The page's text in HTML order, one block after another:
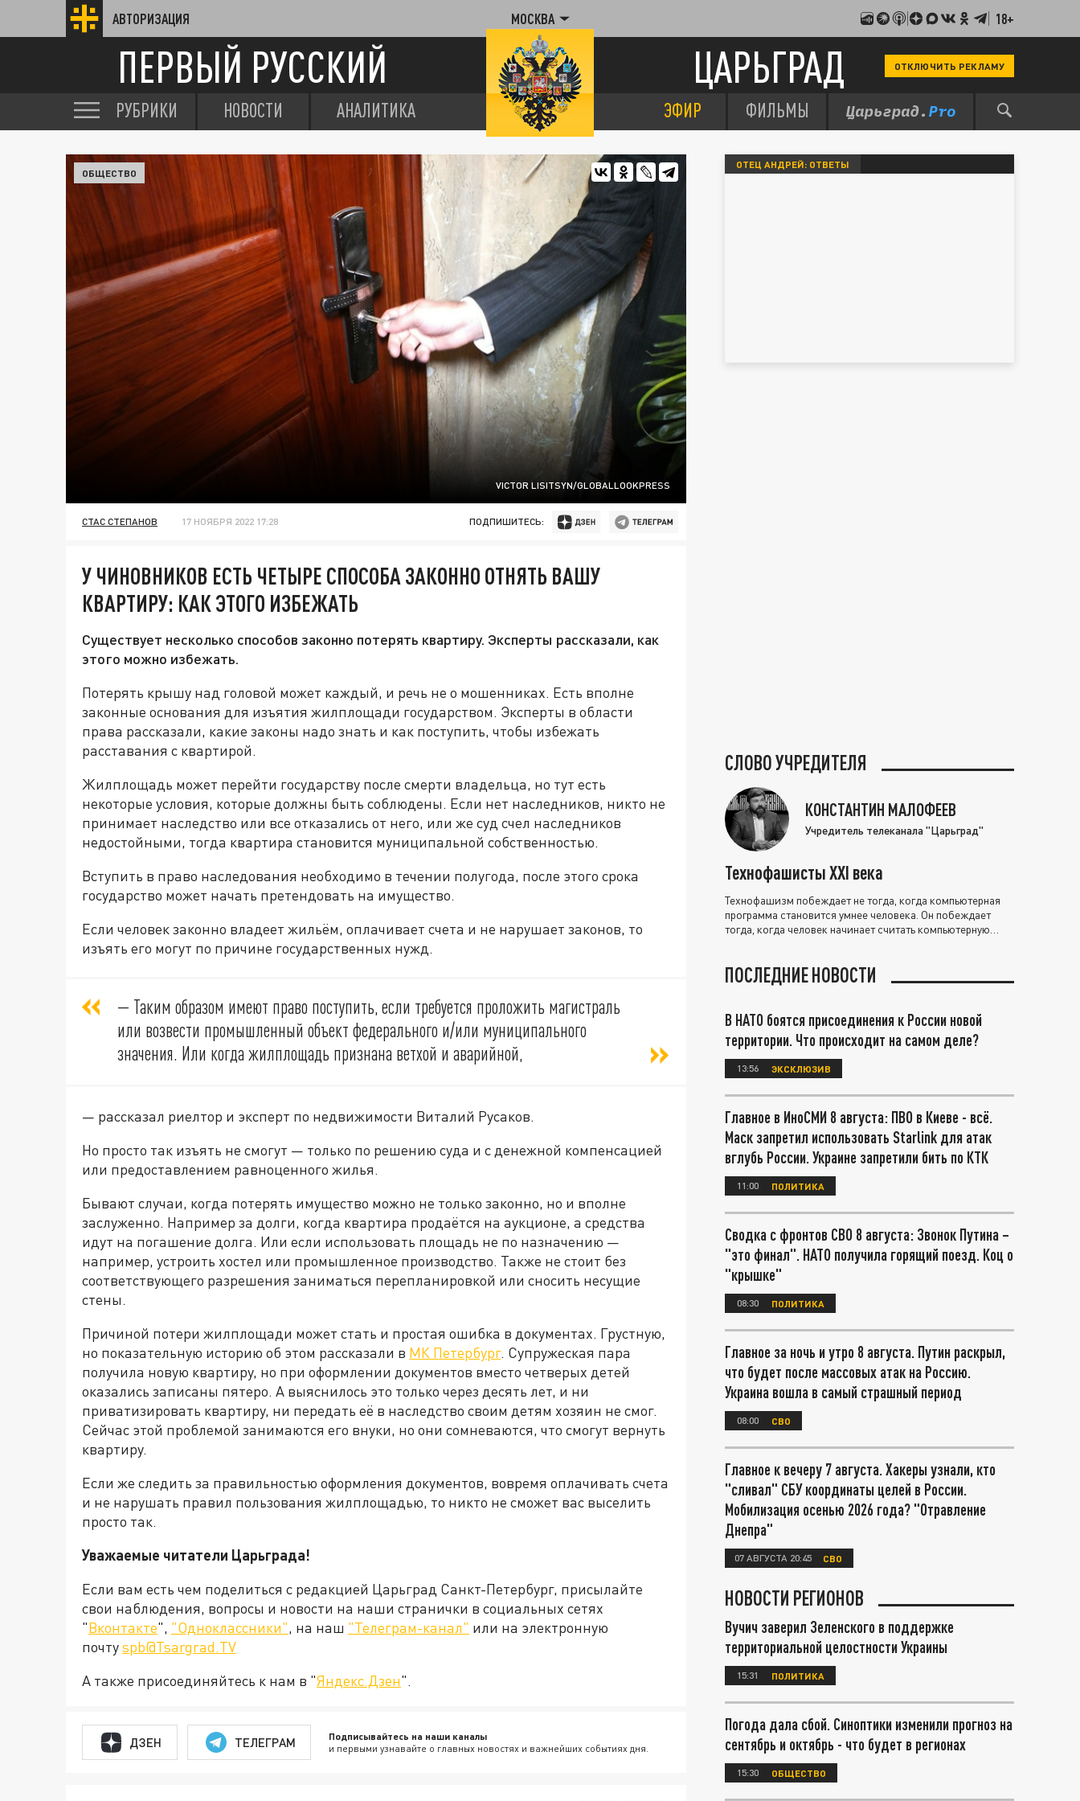
АВТОРИЗАЦИЯ МОСКВА 18+
ПЕРВЫЙ РУССКИЙ ЦАРЬГРАД ОТКЛЮЧИТЬ РЕКЛАМУ
РУБРИКИ НОВОСТИ АНАЛИТИКА ЭФИР ФИЛЬМЫ
VICTOR LISITSYN/GLOBALLOOKPRESS
ОБЩЕСТВО
СТАС СТЕПАНОВ 17 НОЯБРЯ 2022 17:28 ПОДПИШИТЕСЬ:
У ЧИНОВНИКОВ ЕСТЬ ЧЕТЫРЕ СПОСОБА ЗАКОННО ОТНЯТЬ ВАШУ
КВАРТИРУ: КАК ЭТОГО ИЗБЕЖАТЬ
Существует несколько способов законно потерять квартиру. Эксперты рассказали, как
этого можно избежать.
Потерять крышу над головой может каждый, и речь не о мошенниках. Есть вполне
законные основания для изъятия жилплощади государством. Эксперты в области
права рассказали, какие законы надо знать и как поступить, чтобы избежать
расставания с квартирой.
Жилплощадь может перейти государству после смерти владельца, но тут есть
некоторые условия, которые должны быть соблюдены. Если нет наследников, никто не
принимает наследство или все отказались от него, или же суд счел наследников
недостойными, тогда квартира становится муниципальной собственностью.
Вступить в право наследования необходимо в течении полугода, после этого срока
государство может начать претендовать на имущество.
Если человек законно владеет жильём, оплачивает счета и не нарушает законов, то
изъять его могут по причине государственных нужд.
— Таким образом имеют право поступить, если требуется проложить магистраль
или возвести промышленный объект федерального и/или муниципального
значения. Или когда жилплощадь признана ветхой и аварийной,
— рассказал риел­тор и эксперт по недвижимости Виталий Русаков.
Но просто так изъять не смогут — только по решению суда и с денежной компенсацией
или предоставлением равноценного жилья.
Бывают случаи, когда потерять имущество можно не только законно, но и вполне
заслуженно. Например за долги, когда квартира продаётся на аукционе, а средства
идут на погашение долга. Или если использовать площадь не по назначению —
например, устроить хостел или промышленное производство. Также не стоит без
соответствующего разрешения заниматься перепланировкой или сносить несущие
стены.
Причиной потери жилплощади может стать и простая ошибка в документах. Грустную,
но показательную историю об этом рассказали в МК Петербург. Супружеская пара
получила новую квартиру, но при оформлении документов вместо четверых детей
оказались записаны пятеро. А выяснилось это только через десять лет, и ни
приватизировать квартиру, ни передать её в наследство своим детям хозяин не смог.
Сейчас этой проблемой занимаются его внуки, но они сомневаются, что смогут вернуть
квартиру.
Если же следить за правильностью оформления документов, вовремя оплачивать счета
и не нарушать правил пользования жилплощадью, то никто не сможет вас выселить
просто так.
Уважаемые читатели Царьграда!
Если вам есть чем поделиться с редакцией Царьград Санкт-Петербург, присылайте
свои наблюдения, вопросы и новости на наши странички в социальных сетях
"Вконтакте", "Одноклассники", на наш "Телеграм-канал" или на электронную
почтуspb@Tsargrad.TV
А также присоединяйтесь к нам в "Яндекс.Дзен".
ДЗЕН ТЕЛЕГРАМ Подписывайтесь на наши каналы
и первыми узнавайте о главных новостях и важнейших событиях дня.
ОТЕЦ АНДРЕЙ: ОТВЕТЫ
СЛОВО УЧРЕДИТЕЛЯ
КОНСТАНТИН МАЛОФЕЕВ
Учредитель телеканала "Царьград"
Технофашисты XXI века
Технофашизм побеждает не тогда, когда компьютерная
программа становится умнее человека. Он побеждает
тогда, когда человек начинает считать компьютерную
ПОСЛЕДНИЕ НОВОСТИ
В НАТО боятся присоединения к России новой
территории. Что происходит на самом деле?
13:56 ЭКСКЛЮЗИВ
Главное в ИноСМИ 8 августа: ПВО в Киеве - всё.
Маск запретил использовать Starlink для атак
вглубь России. Украине запретили бить по КТК
11:00 ПОЛИТИКА
Сводка с фронтов СВО 8 августа: Звонок Путина –
"это финал". НАТО получила горящий поезд. Коц о
"крышке"
08:30 ПОЛИТИКА
Главное за ночь и утро 8 августа. Путин раскрыл,
что будет после массовых атак на Россию.
Украина вошла в самый страшный период
08:00 СВО
Главное к вечеру 7 августа. Хакеры узнали, кто
"сливал" СБУ координаты целей в России.
Мобилизация осенью 2026 года? "Отравление
Днепра"
07 АВГУСТА 20:45 СВО
НОВОСТИ РЕГИОНОВ
Вучич заверил Зеленского в поддержке
территориальной целостности Украины
15:31 ПОЛИТИКА
Погода дала сбой. Синоптики изменили прогноз на
сентябрь и октябрь - что будет в регионах
15:30 ОБЩЕСТВО